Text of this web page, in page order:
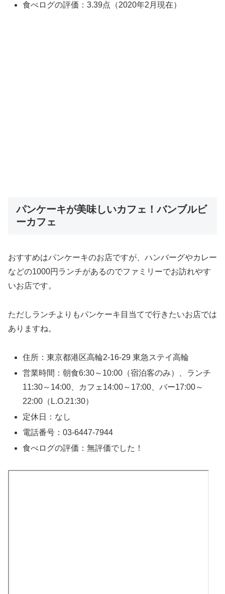
食べログの評価：3.39点（2020年2月現在）
パンケーキが美味しいカフェ！バンブルビ
ーカフェ
おすすめはパンケーキのお店ですが、ハンバーグやカレー
などの1000円ランチがあるのでファミリーでお訪れやす
いお店です。
ただしランチよりもパンケーキ目当てで行きたいお店では
ありますね。
住所：東京都港区高輪2-16-29 東急ステイ高輪
営業時間：朝食6:30～10:00（宿泊客のみ）、ランチ
11:30～14:00、カフェ14:00～17:00、バー17:00～
22:00（L.O.21:30）
定休日：なし
電話番号：03-6447-7944
食べログの評価：無評価でした！